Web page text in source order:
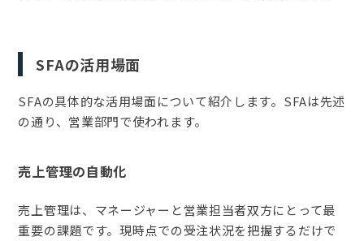
SFAの活用場面
SFAの具体的な活用場面について紹介します。SFAは先述
の通り、営業部門で使われます。
売上管理の自動化
売上管理は、マネージャーと営業担当者双方にとって最
重要の課題です。現時点での受注状況を把握するだけで